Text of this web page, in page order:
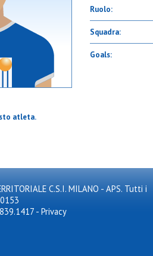
Ruolo:
Squadra:
Goals:
atleta.
C.S.I. MILANO - APS. Tutti i
- Privacy